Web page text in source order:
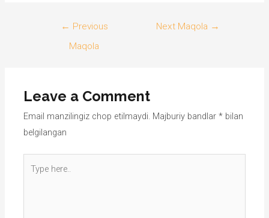
← Previous
Maqola
Next Maqola →
Leave a Comment
Email manzilingiz chop etilmaydi. Majburiy bandlar* bilan
belgilangan
here..